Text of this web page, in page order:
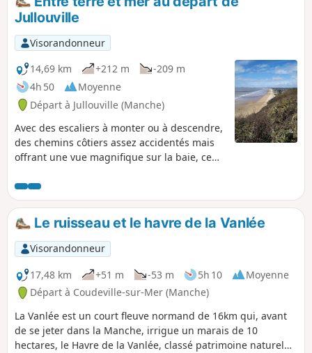
Jullouville
Visorandonneur
14,69 km
+212 m
-209 m
4h 50
Moyenne
Départ à Jullouville (Manche)
Avec des escaliers à monter ou à descendre,
des chemins côtiers assez accidentés mais
offrant une vue magnifique sur la baie, ce
kilomètres de goudron sur petites routes
peu fréquentées, permet d'apprécier en
deuxième partie une magnifique vue sur le
bocage normand puis sur la côte du
Cotentin.
Le ruisseau et le havre de la Vanlée
Visorandonneur
17,48 km
+51 m -53 m 5h 10
Moyenne
Départ à Coudeville-sur-Mer (Manche)
La Vanlée est un court fleuve normand de 16km qui, avant
de se jeter dans la Manche, irrigue un marais de 10
hectares, le Havre de la Vanlée, classé patrimoine naturel